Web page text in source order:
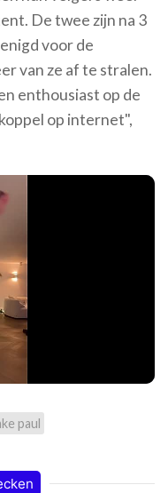
De twee zijn na 3
voor de
van ze af te stralen.
enthousiast op de
op internet",
paul